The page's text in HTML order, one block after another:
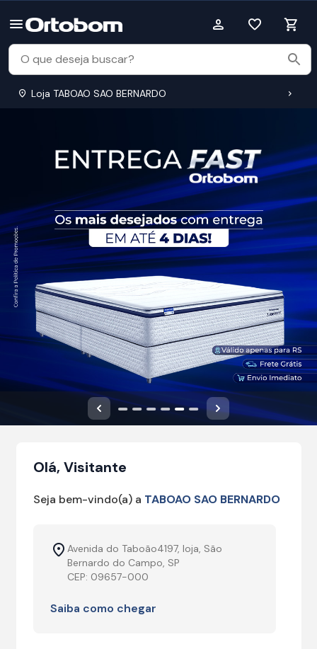
Loja TABOAO SAO BERNARDO
Anterior Próximo
Olá, Visitante
Seja bem-vindo(a) a TABOAO SAO BERNARDO
Avenida do Taboão4197, loja, São
Bernardo do Campo, SP
CEP: 09657-000
Saiba como chegar